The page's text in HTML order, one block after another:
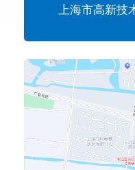
上海市高新技